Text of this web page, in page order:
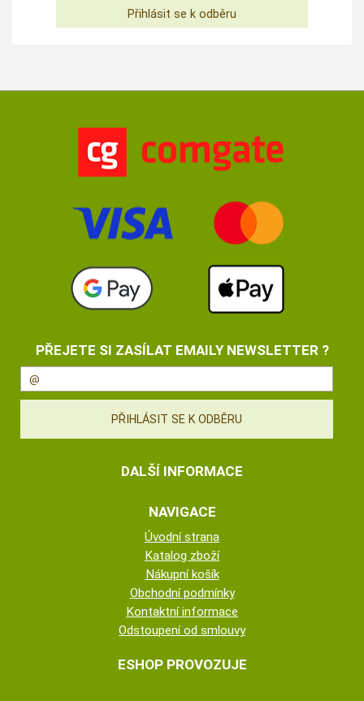
PŘEJETE SI ZASÍLAT EMAILY NEWSLETTER ?
DALŠÍ INFORMACE
NAVIGACE
Úvodní strana
Katalog zboží
Nákupní košík
Obchodní podmínky
Kontaktní informace
Odstoupení od smlouvy
ESHOP PROVOZUJE